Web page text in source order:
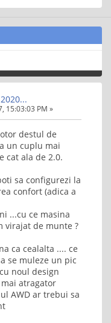
15:03:03 PM »
destul de
un cuplu mai
cat ala de 2.0.
sa configurezi la
confort (adica a
...cu ce masina
virajat de munte ?
ca cealalta .... ce
se muleze un pic
noul design
atragator
AWD ar trebui sa